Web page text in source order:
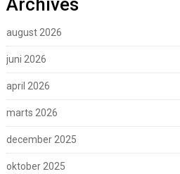
august 2026
juni 2026
april 2026
marts 2026
december 2025
oktober 2025